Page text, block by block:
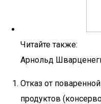
Читайте также:
Арнольд
Отказ от
продуктов